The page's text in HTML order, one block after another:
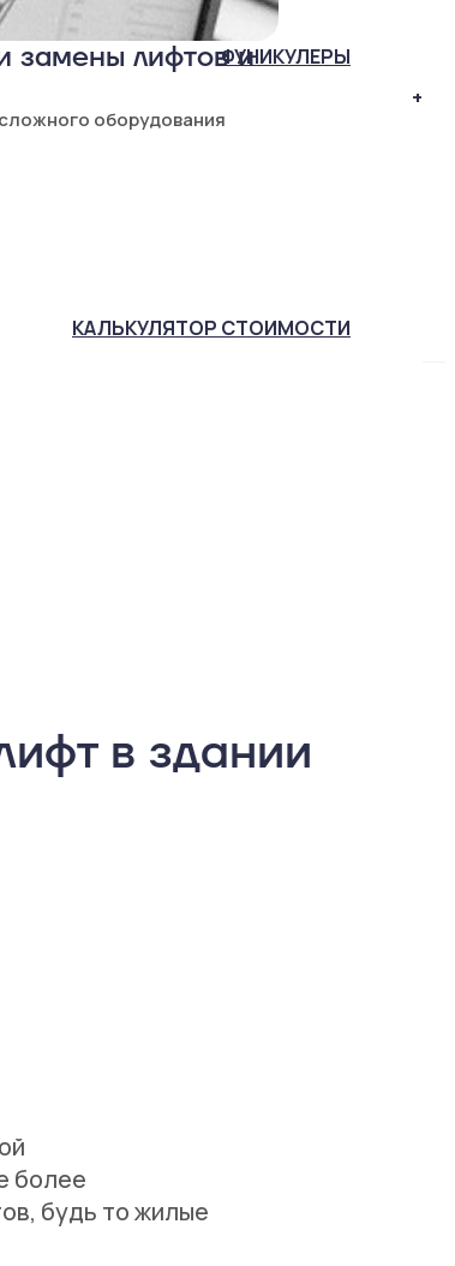
замены лифтов и
оборудования
ФУНИКУЛЕРЫ
+
КАЛЬКУЛЯТОР СТОИМОСТИ
в здании
более
будь то жилые